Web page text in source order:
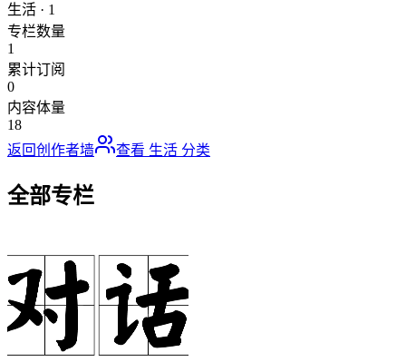
生活 · 1
专栏数量
1
累计订阅
0
内容体量
18
返回创作者墙
查看 生活 分类
全部专栏